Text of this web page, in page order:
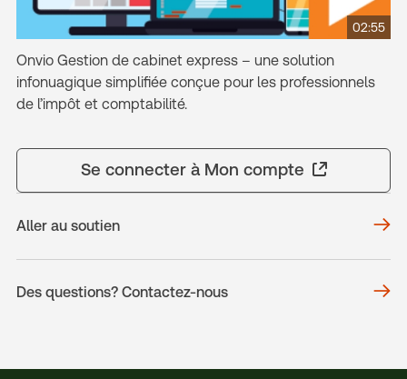
02:55
Onvio Gestion de cabinet express – une solution
infonuagique simplifiée conçue pour les professionnels
de l’impôt et comptabilité.
Se connecter à Mon compte
Aller au soutien
Des questions? Contactez-nous